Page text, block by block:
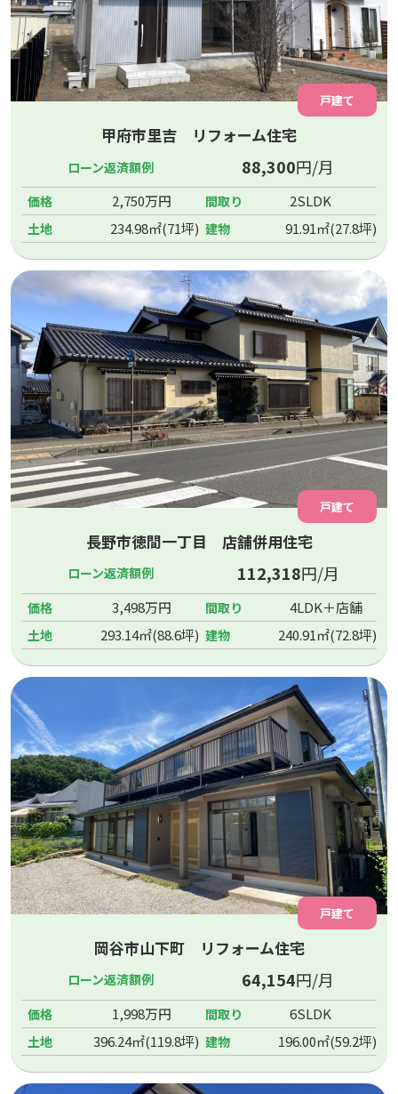
戸建て
甲府市里吉 リフォーム住宅
ローン返済額例 88,300円/月
価格 2,750万円 間取り 2SLDK
土地 234.98㎡(71坪) 建物 91.91㎡(27.8坪)
戸建て
長野市徳間一丁目 店舗併用住宅
ローン返済額例 112,318円/月
価格 3,498万円 間取り 4LDK＋店舗
土地 293.14㎡(88.6坪) 建物 240.91㎡(72.8坪)
戸建て
岡谷市山下町 リフォーム住宅
ローン返済額例 64,154円/月
価格 1,998万円 間取り 6SLDK
土地 396.24㎡(119.8坪) 建物 196.00㎡(59.2坪)